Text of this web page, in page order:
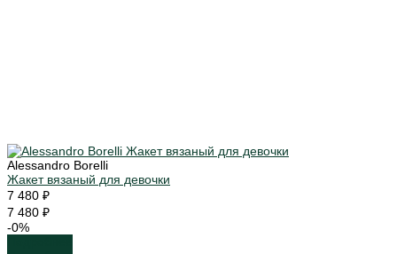
Alessandro Borelli
Жакет вязаный для девочки
7 480 ₽
7 480 ₽
-0%